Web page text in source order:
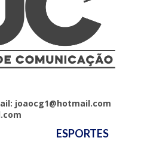
joaocg1@hotmail.com
ESPORTES